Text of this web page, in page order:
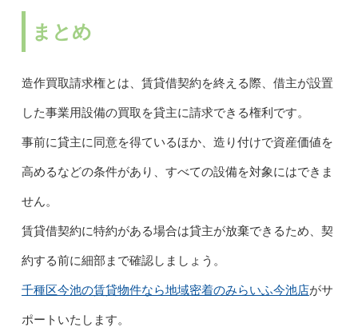
まとめ
造作買取請求権とは、賃貸借契約を終える際、借主が設置
した事業用設備の買取を貸主に請求できる権利です。
事前に貸主に同意を得ているほか、造り付けで資産価値を
高めるなどの条件があり、すべての設備を対象にはできま
せん。
賃貸借契約に特約がある場合は貸主が放棄できるため、契
約する前に細部まで確認しましょう。
千種区今池の賃貸物件なら地域密着のみらいふ今池店がサ
ポートいたします。